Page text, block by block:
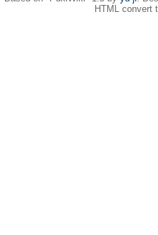
HTML convert